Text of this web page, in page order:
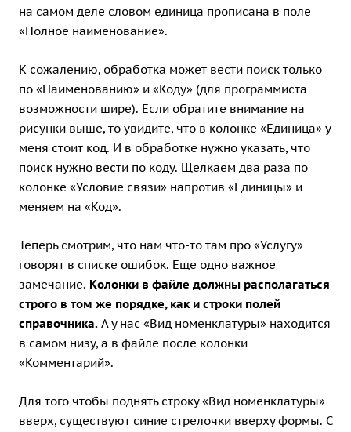
на самом деле словом единица прописана в поле
«Полное наименование».
К сожалению, обработка может вести поиск только
по «Наименованию» и «Коду» (для программиста
возможности шире). Если обратите внимание на
рисунки выше, то увидите, что в колонке «Единица» у
меня стоит код. И в обработке нужно указать, что
поиск нужно вести по коду. Щелкаем два раза по
колонке «Условие связи» напротив «Единицы» и
меняем на «Код».
Теперь смотрим, что нам что-то там про «Услугу»
говорят в списке ошибок. Еще одно важное
замечание. Колонки в файле должны располагаться
строго в том же порядке, как и строки полей
справочника. А у нас «Вид номенклатуры» находится
в самом низу, а в файле после колонки
«Комментарий».
Для того чтобы поднять строку «Вид номенклатуры»
вверх, существуют синие стрелочки вверху формы. С